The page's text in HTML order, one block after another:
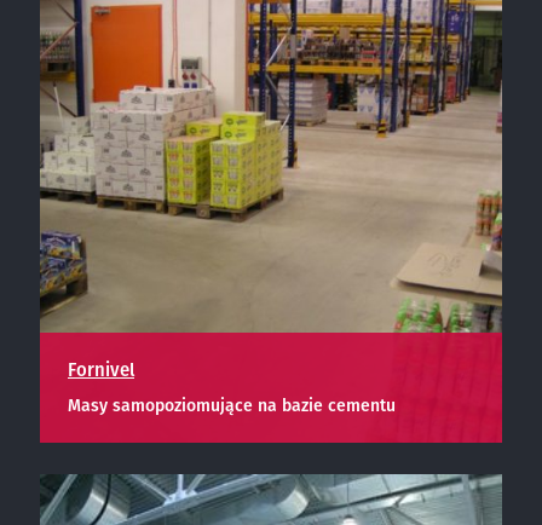
Fornivel
Masy samopoziomujące na bazie cementu